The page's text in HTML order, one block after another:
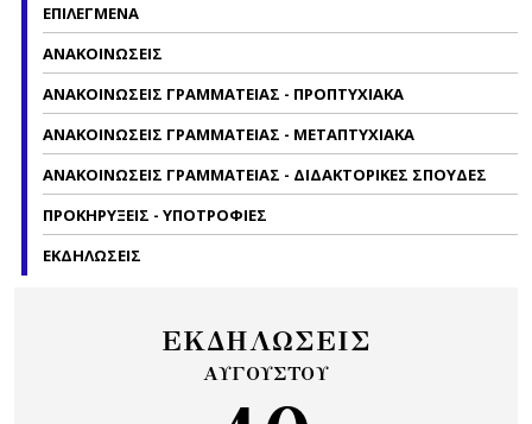
ΕΠΙΛΕΓΜΕΝΑ
ΑΝΑΚΟΙΝΩΣΕΙΣ
ΑΝΑΚΟΙΝΩΣΕΙΣ ΓΡΑΜΜΑΤΕΙΑΣ - ΠΡΟΠΤΥΧΙΑΚΑ
ΑΝΑΚΟΙΝΩΣΕΙΣ ΓΡΑΜΜΑΤΕΙΑΣ - ΜΕΤΑΠΤΥΧΙΑΚΑ
ΑΝΑΚΟΙΝΩΣΕΙΣ ΓΡΑΜΜΑΤΕΙΑΣ - ΔΙΔΑΚΤΟΡΙΚΕΣ ΣΠΟΥΔΕΣ
ΠΡΟΚΗΡΥΞΕΙΣ - ΥΠΟΤΡΟΦΙΕΣ
ΕΚΔΗΛΩΣΕΙΣ
ΕΚΔΗΛΩΣΕΙΣ
ΑΥΓΟΥΣΤΟΥ